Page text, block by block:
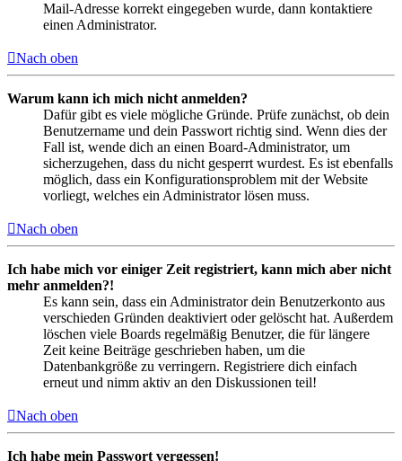
Mail-Adresse korrekt eingegeben wurde, dann kontaktiere
einen Administrator.
Nach oben
Warum kann ich mich nicht anmelden?
Dafür gibt es viele mögliche Gründe. Prüfe zunächst, ob dein
Benutzername und dein Passwort richtig sind. Wenn dies der
Fall ist, wende dich an einen Board-Administrator, um
sicherzugehen, dass du nicht gesperrt wurdest. Es ist ebenfalls
möglich, dass ein Konfigurationsproblem mit der Website
vorliegt, welches ein Administrator lösen muss.
Nach oben
Ich habe mich vor einiger Zeit registriert, kann mich aber nicht
mehr anmelden?!
Es kann sein, dass ein Administrator dein Benutzerkonto aus
verschieden Gründen deaktiviert oder gelöscht hat. Außerdem
löschen viele Boards regelmäßig Benutzer, die für längere
Zeit keine Beiträge geschrieben haben, um die
Datenbankgröße zu verringern. Registriere dich einfach
erneut und nimm aktiv an den Diskussionen teil!
Nach oben
Ich habe mein Passwort vergessen!